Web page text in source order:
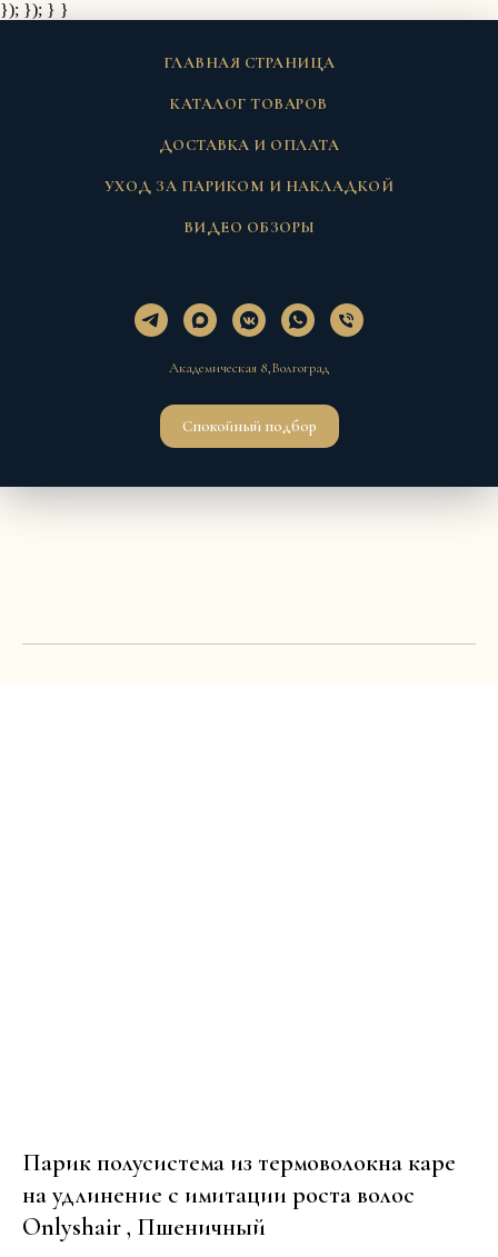
}); }); } }
ГЛАВНАЯ СТРАНИЦА
КАТАЛОГ ТОВАРОВ
ДОСТАВКА И ОПЛАТА
УХОД ЗА ПАРИКОМ И НАКЛАДКОЙ
ВИДЕО ОБЗОРЫ
Академическая 8,Волгоград
Спокойный подбор
Парик полусистема из термоволокна каре
на удлинение с имитации роста волос
Onlyshair , Пшеничный